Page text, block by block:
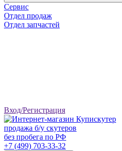
Сервис
Отдел продаж
Отдел запчастей
Вход/Регистрация
продажа б/у скутеров
без пробега по РФ
+7 (499) 703-33-32